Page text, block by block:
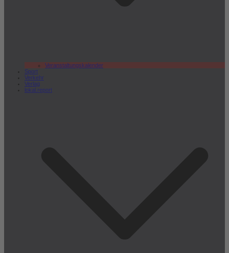
Veranstaltungskalender
Sport
Verkehr
Verlag
lokal.report